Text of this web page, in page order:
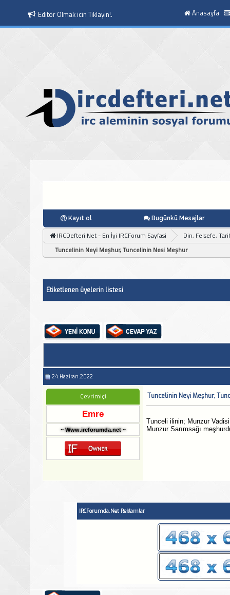
Editör Olmak icin Tıklayın!. Anasayfa
Kayıt ol Bugünkü Mesajlar
IRCDefteri.Net - En İyi IRCForum Sayfasi
Din, Felsefe,
Tuncelinin Neyi Meşhur, Tuncelinin Nesi Meşhur
Etiketlenen üyelerin listesi
24.Haziran.2022
Çevrimiçi
Emre
~ Www.ircforumda.net ~
Tuncelinin Neyi Meşhur,
Tunceli ilinin; Munzur
Munzur Sarımsağı
IRCForumda.Net Reklamlar